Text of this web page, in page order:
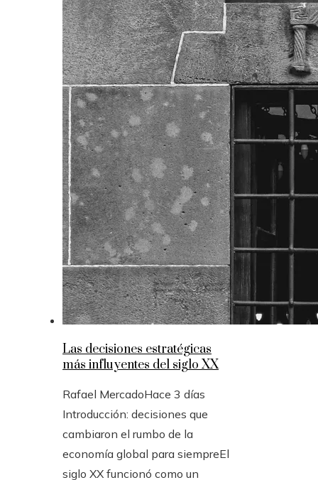
Las decisiones estratégicas
más influyentes del siglo XX
Rafael MercadoHace 3 días
Introducción: decisiones que
cambiaron el rumbo de la
economía global para siempreEl
siglo XX funcionó como un